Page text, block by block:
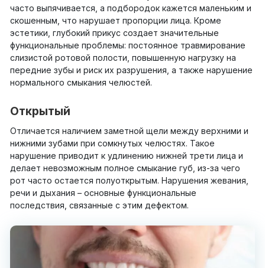
часто выпячивается, а подбородок кажется маленьким и
скошенным, что нарушает пропорции лица. Кроме
эстетики, глубокий прикус создает значительные
функциональные проблемы: постоянное травмирование
слизистой ротовой полости, повышенную нагрузку на
передние зубы и риск их разрушения, а также нарушение
нормального смыкания челюстей.
Открытый
Отличается наличием заметной щели между верхними и
нижними зубами при сомкнутых челюстях. Такое
нарушение приводит к удлинению нижней трети лица и
делает невозможным полное смыкание губ, из-за чего
рот часто остается полуоткрытым. Нарушения жевания,
речи и дыхания – основные функциональные
последствия, связанные с этим дефектом.